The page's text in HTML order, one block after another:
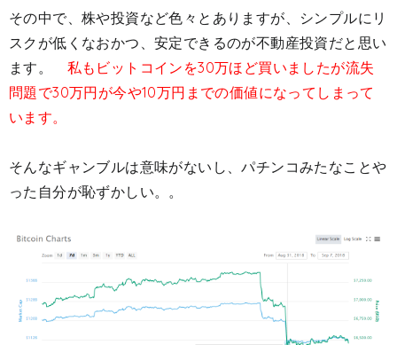
その中で、株や投資など色々とありますが、シンプルにリ
スクが低くなおかつ、安定できるのが不動産投資だと思い
ます。
私もビットコインを30万ほど買いましたが流失
問題で30万円が今や10万円までの価値になってしまって
います。
そんなギャンブルは意味がないし、パチンコみたなことや
った自分が恥ずかしい。。